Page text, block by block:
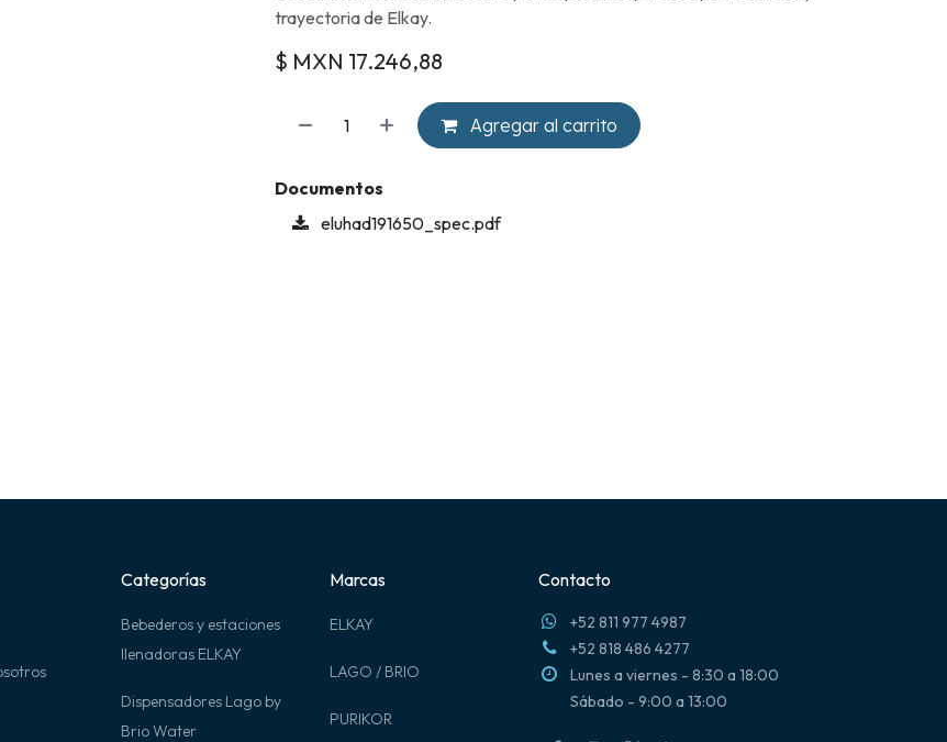
trayectoria de Elkay.
$ MXN 17.246,88
Agregar al carrito
Documentos
eluhad191650_spec.pdf
Categorías
Bebederos y estaciones
llenadoras ELKAY
Dispensadores Lago by
Brio Water
Marcas
ELKAY
LAGO / BRIO
PURIKOR
Contacto
+52 811 977 4987
+52 818 486 4277
Lunes a viernes - 8:30 a 18:00
Sábado - 9:00 a 13:00